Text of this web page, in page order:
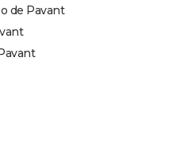
de Pavant